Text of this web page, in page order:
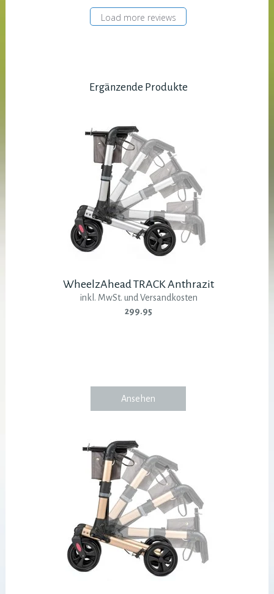
Load more reviews
Ergänzende Produkte
WheelzAhead TRACK Anthrazit
inkl. MwSt. und Versandkosten
299.95
Ansehen